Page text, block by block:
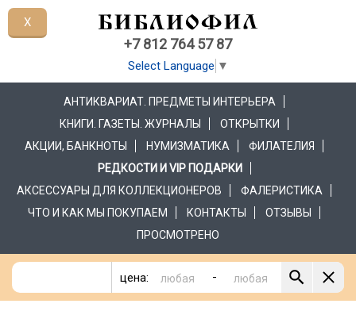
+7 812 764 57 87
Select Language ▼
АНТИКВАРИАТ. ПРЕДМЕТЫ ИНТЕРЬЕРА
КНИГИ. ГАЗЕТЫ. ЖУРНАЛЫ
ОТКРЫТКИ
АКЦИИ, БАНКНОТЫ
НУМИЗМАТИКА
ФИЛАТЕЛИЯ
РЕДКОСТИ И VIP ПОДАРКИ
АКСЕССУАРЫ ДЛЯ КОЛЛЕКЦИОНЕРОВ
ФАЛЕРИСТИКА
ЧТО И КАК МЫ ПОКУПАЕМ
КОНТАКТЫ
ОТЗЫВЫ
ПРОСМОТРЕНО
цена: -
X